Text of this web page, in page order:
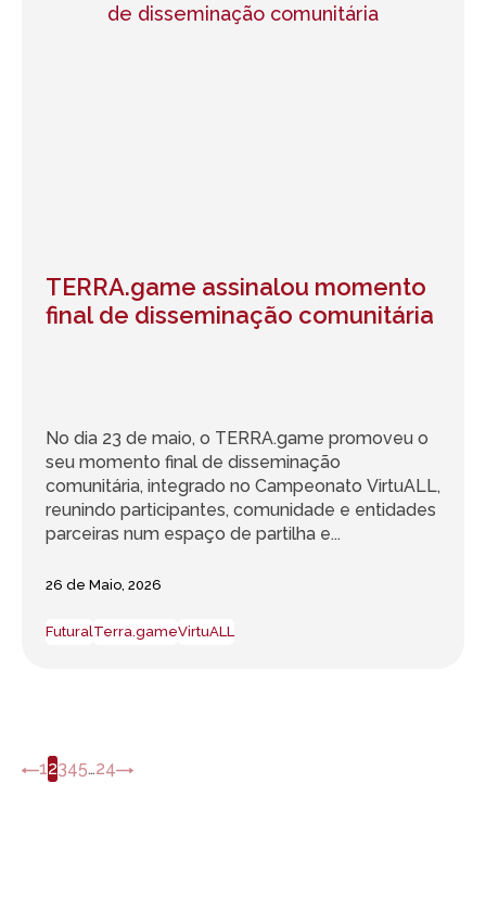
TERRA.game assinalou momento
final de disseminação comunitária
No dia 23 de maio, o TERRA.game promoveu o
seu momento final de disseminação
comunitária, integrado no Campeonato VirtuALL,
reunindo participantes, comunidade e entidades
parceiras num espaço de partilha e...
26 de Maio, 2026
FuturalTerra.gameVirtuALL
12345…24